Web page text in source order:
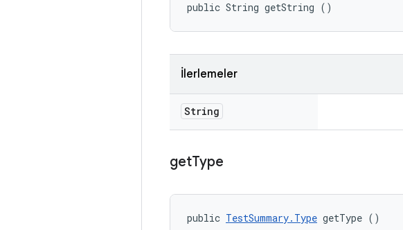
public String getString ()
İlerlemeler
String
getType
public TestSummary.Type getType ()